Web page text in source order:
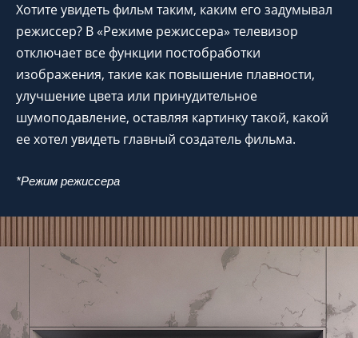
Хотите увидеть фильм таким, каким его задумывал
режиссер? В «Режиме режиссера» телевизор
отключает все функции постобработки
изображения, такие как повышение плавности,
улучшение цвета или принудительное
шумоподавление, оставляя картинку такой, какой
ее хотел увидеть главный создатель фильма.
*Режим режиссера